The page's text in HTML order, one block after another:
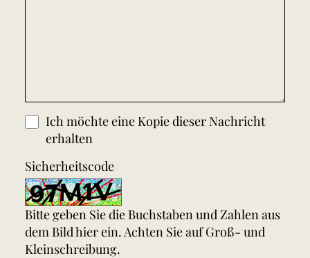
Ich möchte eine Kopie dieser Nachricht
erhalten
Sicherheitscode
Bitte geben Sie die Buchstaben und Zahlen aus
dem Bild hier ein. Achten Sie auf Groß- und
Kleinschreibung.